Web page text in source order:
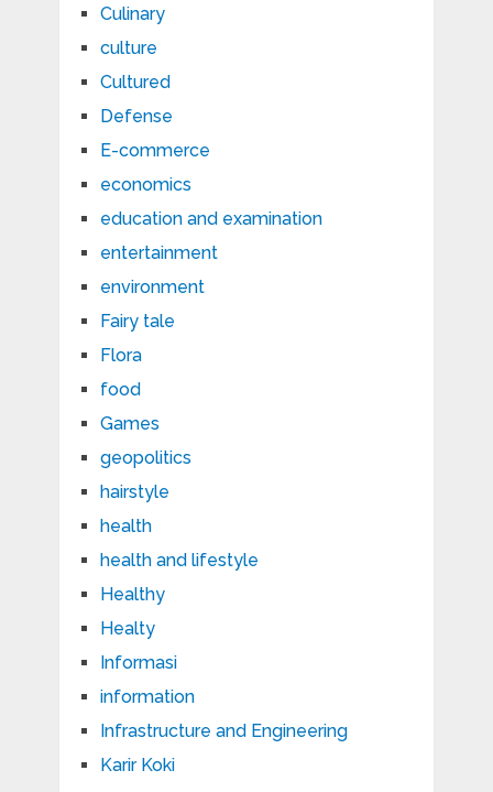
Culinary
culture
Cultured
Defense
E-commerce
economics
education and examination
entertainment
environment
Fairy tale
Flora
food
Games
geopolitics
hairstyle
health
health and lifestyle
Healthy
Healty
Informasi
information
Infrastructure and Engineering
Karir Koki